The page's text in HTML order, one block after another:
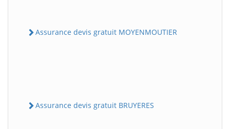
Assurance devis gratuit MOYENMOUTIER
Assurance devis gratuit BRUYERES